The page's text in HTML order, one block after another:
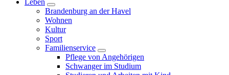
Leben
Brandenburg an der Havel
Wohnen
Kultur
Sport
Familienservice
Pflege von Angehörigen
Schwanger im Studium